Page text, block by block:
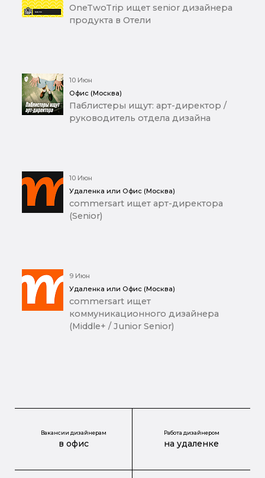
OneTwoTrip ищет senior дизайнера
продукта в Отели
10 Июн
Офис (Москва)
Паблистеры ищут: арт-директор /
руководитель отдела дизайна
10 Июн
Удаленка или Офис (Москва)
commersart ищет арт-директора
(Senior)
9 Июн
Удаленка или Офис (Москва)
commersart ищет
коммуникационного дизайнера
(Middle+ / Junior Senior)
Вакансии дизайнерам
в офис
Работа дизайнером
на удаленке